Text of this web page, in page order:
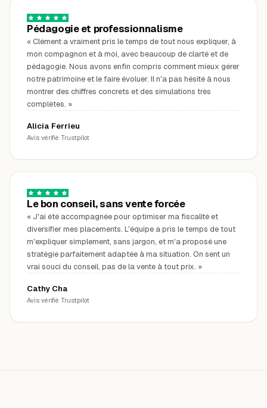
Pédagogie et professionnalisme
« Clément a vraiment pris le temps de tout nous expliquer, à
mon compagnon et à moi, avec beaucoup de clarté et de
pédagogie. Nous avons enfin compris comment mieux gérer
notre patrimoine et le faire évoluer. Il n'a pas hésité à nous
montrer des chiffres concrets et des simulations très
complètes. »
Alicia Ferrieu
Avis vérifié Trustpilot
Le bon conseil, sans vente forcée
« J'ai été accompagnée pour optimiser ma fiscalité et
diversifier mes placements. L'équipe a pris le temps de tout
m'expliquer simplement, sans jargon, et m'a proposé une
stratégie parfaitement adaptée à ma situation. On sent un
vrai souci du conseil, pas de la vente à tout prix. »
Cathy Cha
Avis vérifié Trustpilot